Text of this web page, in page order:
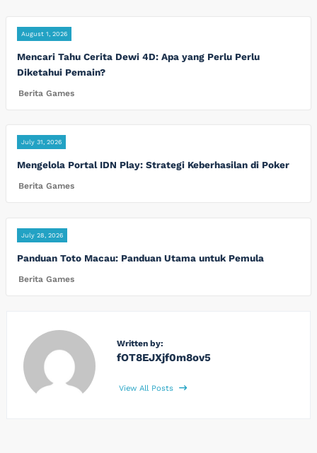
August 1, 2026
Mencari Tahu Cerita Dewi 4D: Apa yang Perlu Perlu
Diketahui Pemain?
Berita Games
July 31, 2026
Mengelola Portal IDN Play: Strategi Keberhasilan di Poker
Berita Games
July 28, 2026
Panduan Toto Macau: Panduan Utama untuk Pemula
Berita Games
Written by:
fOT8EJXjf0m8ov5
View All Posts